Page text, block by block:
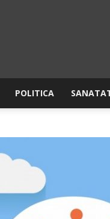
POLITICA